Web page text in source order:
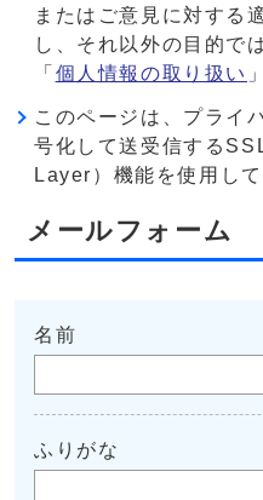
またはご意見に対する
し、それ以外の目的で
「 個人情報の取り扱い
このページは、プライ
号化して送受信する
Layer）機能を使用して
メールフォーム
名前
ふりがな